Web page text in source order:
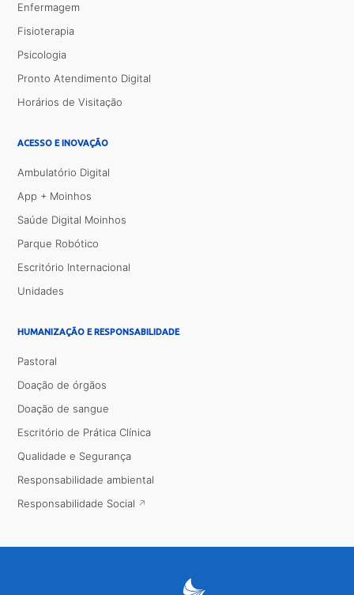
Enfermagem
Fisioterapia
Psicologia
Pronto Atendimento Digital
Horários de Visitação
ACESSO E INOVAÇÃO
Ambulatório Digital
App + Moinhos
Saúde Digital Moinhos
Parque Robótico
Escritório Internacional
Unidades
HUMANIZAÇÃO E RESPONSABILIDADE
Pastoral
Doação de órgãos
Doação de sangue
Escritório de Prática Clínica
Qualidade e Segurança
Responsabilidade ambiental
Responsabilidade Social